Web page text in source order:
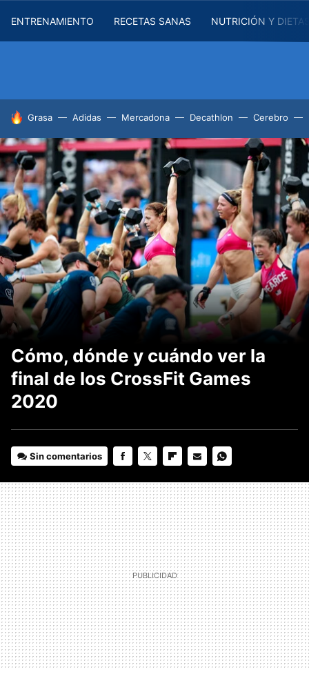
ENTRENAMIENTO RECETAS SANAS NUTRICIÓN Y
HOY SE HABLA DE
Grasa Adidas Mercadona Decathlon Cerebro
Cómo, dónde y cuándo ver la
final de los CrossFit Games
2020
Sin comentarios
MAIL